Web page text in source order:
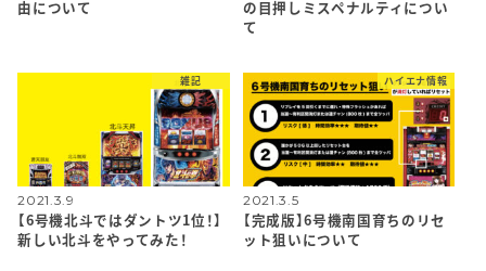
由について
の目押しミスペナルティについ
て
雑記
2021.3.9
【6号機北斗ではダントツ1位！】
新しい北斗をやってみた！
ハイエナ情報
2021.3.5
【完成版】6号機南国育ちのリセ
ット狙いについて